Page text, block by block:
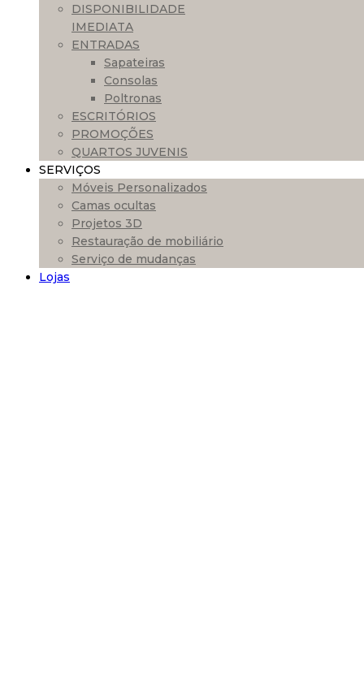
DISPONIBILIDADE
IMEDIATA
ENTRADAS
Sapateiras
Consolas
Poltronas
ESCRITÓRIOS
PROMOÇÕES
QUARTOS JUVENIS
SERVIÇOS
Móveis Personalizados
Camas ocultas
Projetos 3D
Restauração de mobiliário
Serviço de mudanças
Lojas